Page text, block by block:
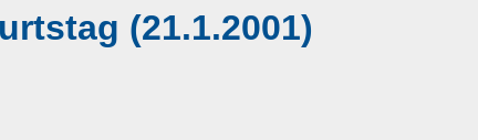
(21.1.2001)